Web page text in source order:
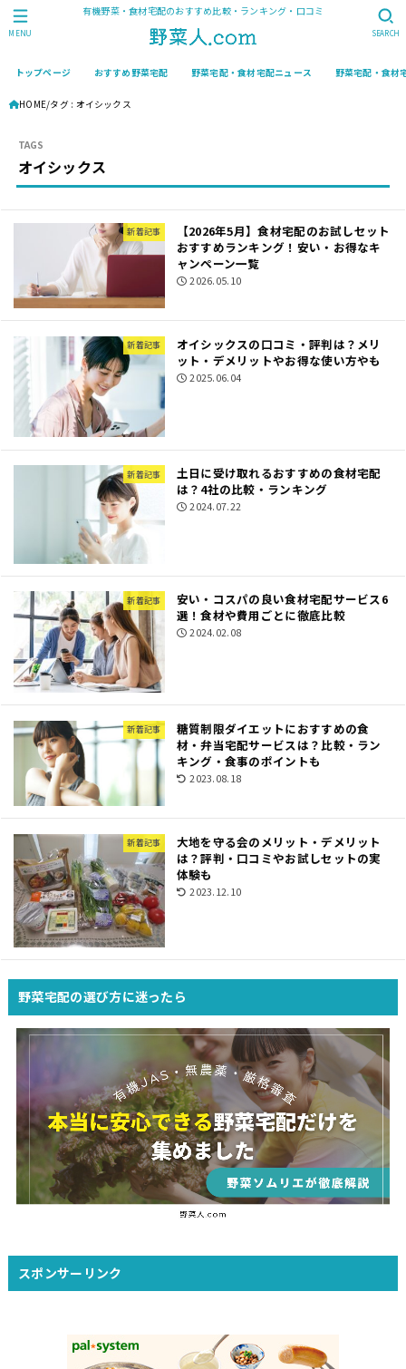
有機野菜・食材宅配のおすすめ比較・ランキング・口コミ
トップページ おすすめ野菜宅配 野菜宅配・食材宅配ニュース 野菜宅配・食材
SEARCH
MENU
HOME タグ : オイシックス
オイシックス
新着記事
【2026年5月】食材宅配のお試しセット
おすすめランキング！安い・お得なキ
ャンペーン一覧
2026.05.10
新着記事
オイシックスの口コミ・評判は？メリ
ット・デメリットやお得な使い方やも
2025.06.04
新着記事
土日に受け取れるおすすめの食材宅配
は？4社の比較・ランキング
2024.07.22
新着記事
安い・コスパの良い食材宅配サービス6
選！食材や費用ごとに徹底比較
2024.02.08
新着記事
糖質制限ダイエットにおすすめの食
材・弁当宅配サービスは？比較・ラン
キング・食事のポイントも
2023.08.18
新着記事
大地を守る会のメリット・デメリット
は？評判・口コミやお試しセットの実
体験も
2023.12.10
野菜宅配の選び方に迷ったら
スポンサーリンク